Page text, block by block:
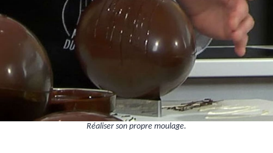
Réaliser son propre moulage.